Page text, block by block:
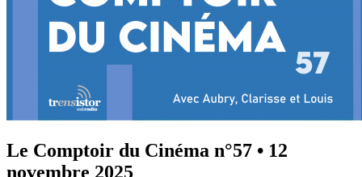
Le Comptoir du Cinéma n°57 • 12
novembre 2025